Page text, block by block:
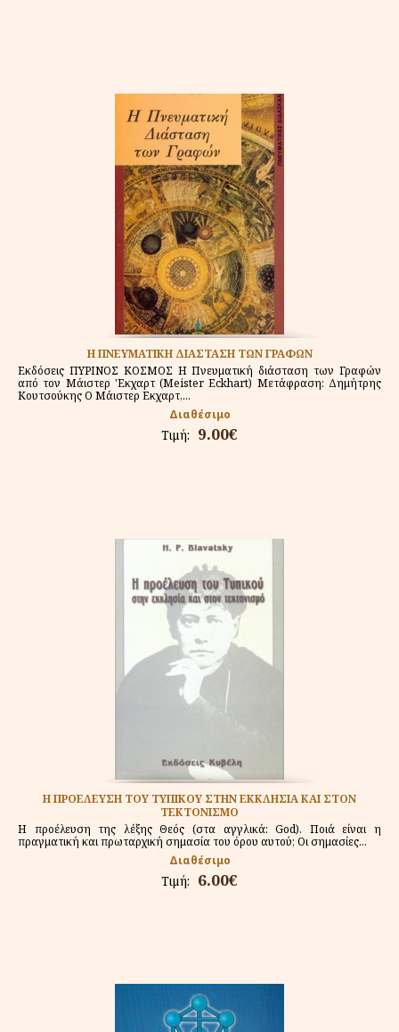
Η ΠΝΕΥΜΑΤΙΚΗ ΔΙΑΣΤΑΣΗ ΤΩΝ ΓΡΑΦΩΝ
Εκδόσεις ΠΥΡΙΝΟΣ ΚΟΣΜΟΣ Η Πνευματική διάσταση των Γραφών
από τον Μάιστερ 'Εκχαρτ (Meister Eckhart) Μετάφραση: Δημήτρης
Κουτσούκης Ο Μάιστερ Εκχαρτ,...
Διαθέσιμο
Τιμή: 9.00€
Η ΠΡΟΕΛΕΥΣΗ ΤΟΥ ΤΥΠΙΚΟΥ ΣΤΗΝ ΕΚΚΛΗΣΙΑ ΚΑΙ ΣΤΟΝ
ΤΕΚΤΟΝΙΣΜΟ
Η προέλευση της λέξης Θεός (στα αγγλικά: God). Ποιά είναι η
πραγματική και πρωταρχική σημασία του όρου αυτού; Οι σημασίες...
Διαθέσιμο
Τιμή: 6.00€